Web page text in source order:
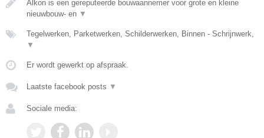
Alkon is een gereputeerde bouwaannemer voor grote en kleine
nieuwbouw- en ▼
Tegelwerken, Parketwerken, Schilderwerken, Binnen - Schrijnwerk,
▼
Er wordt gewerkt op afspraak.
Laatste facebook posts ▼
Sociale media: